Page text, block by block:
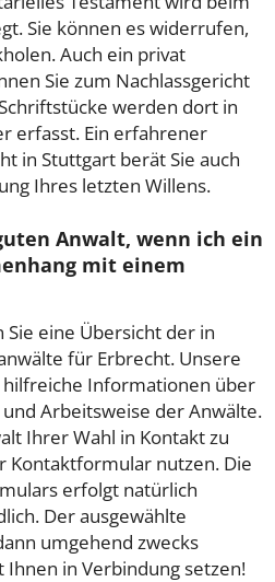
Sie können es widerrufen,
Auch ein privat
Sie zum Nachlassgericht
werden dort in
erfasst. Ein erfahrener
in Stuttgart berät Sie auch
Ihres letzten Willens.
Anwalt, wenn ich ein
mit einem
eine Übersicht der in
für Erbrecht. Unsere
Informationen über
Arbeitsweise der Anwälte.
Ihrer Wahl in Kontakt zu
Kontaktformular nutzen. Die
erfolgt natürlich
Der ausgewählte
umgehend zwecks
in Verbindung setzen!